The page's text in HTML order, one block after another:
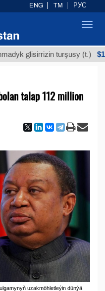
turşusy (t.) $12935,18
talap 112 million
uzakmöhletleýin dünýä
ENG TM РУС